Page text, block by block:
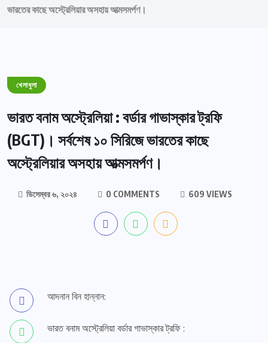
ভারতের কাছে অস্ট্রেলিয়ার অসহায় আত্মসমর্পণ।
খেলাধুলা
ভারত বনাম অস্ট্রেলিয়া : বর্ডার গাভাস্কার ট্রফি
(BGT)। সর্বশেষ ১০ সিরিজে ভারতের কাছে
অস্ট্রেলিয়ার অসহায় আত্মসমর্পণ।
ডিসেম্বর ৬, ২০২৪ 0 COMMENTS 609 VIEWS
আদনান বিন হান্নান:
ভারত বনাম অস্ট্রেলিয়া বর্ডার গাভাস্কার ট্রফি :